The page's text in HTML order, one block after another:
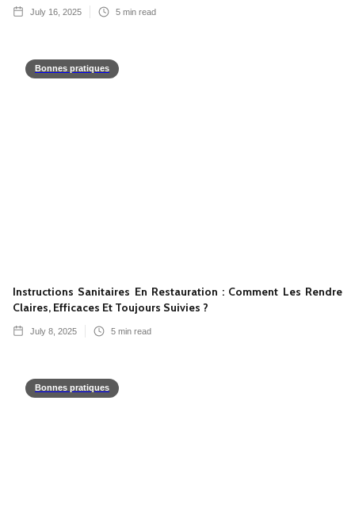
July 16, 2025 5 min read
Bonnes pratiques
Instructions Sanitaires En Restauration : Comment Les Rendre
Claires, Efficaces Et Toujours Suivies ?
July 8, 2025 5 min read
Bonnes pratiques